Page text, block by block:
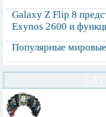
Galaxy Z Flip 8
Exynos 2600 и
Популярные